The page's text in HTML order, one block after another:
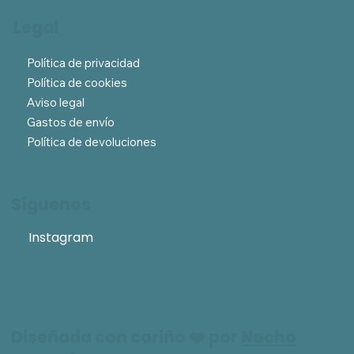
Instagram
Política de privacidad
Política de cookies
Aviso legal
Gastos de envío
Política de devoluciones